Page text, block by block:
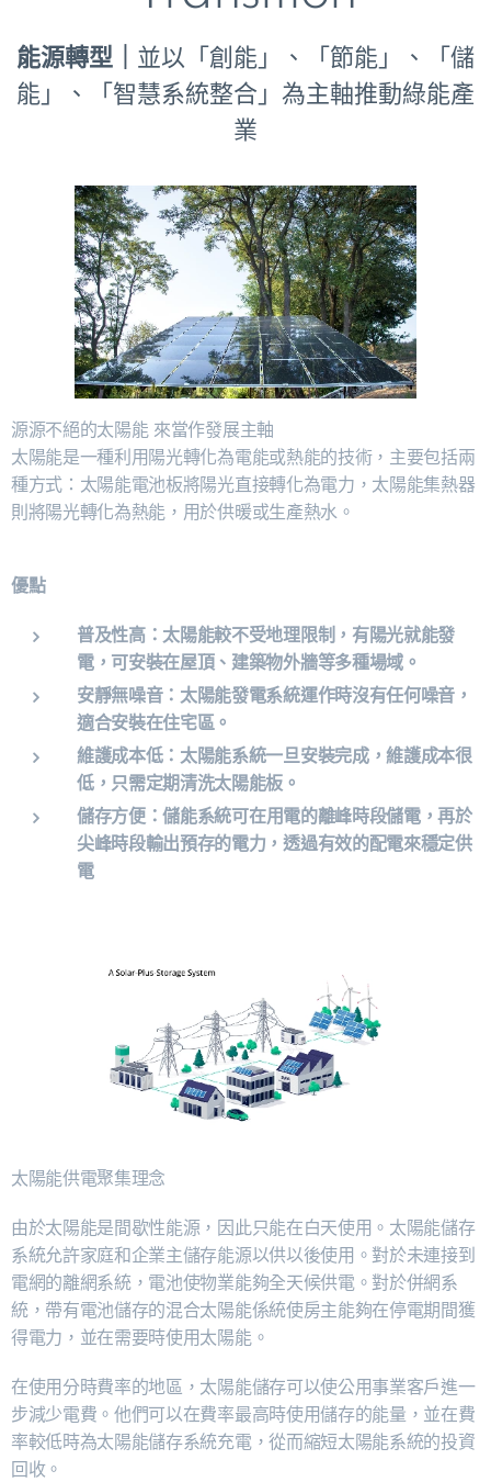
能源轉型｜ 並以「創能」、「節能」、「儲
能」、「智慧系統整合」為主軸推動綠能產
業
源源不絕的太陽能 來當作發展主軸
太陽能是一種利用陽光轉化為電能或熱能的技術，主要包括兩
種方式：太陽能電池板將陽光直接轉化為電力，太陽能集熱器
則將陽光轉化為熱能，用於供暖或生產熱水。
優點
普及性高： 太陽能較不受地理限制，有陽光就能發
電，可安裝在屋頂、建築物外牆等多種場域。
安靜無噪音： 太陽能發電系統運作時沒有任何噪音，
適合安裝在住宅區。
維護成本低： 太陽能系統一旦安裝完成，維護成本很
低，只需定期清洗太陽能板。
儲存方便：儲能系統可在用電的離峰時段儲電，再於
尖峰時段輸出預存的電力，透過有效的配電來穩定供
電
太陽能供電聚集理念
由於太陽能是間歇性能源，因此只能在白天使用。太陽能儲存
系統允許家庭和企業主儲存能源以供以後使用。對於未連接到
電網的離網系統，電池使物業能夠全天候供電。對於併網系
統，帶有電池儲存的混合太陽能係統使房主能夠在停電期間獲
得電力，並在需要時使用太陽能。
在使用分時費率的地區，太陽能儲存可以使公用事業客戶進一
步減少電費。他們可以在費率最高時使用儲存的能量，並在費
率較低時為太陽能儲存系統充電，從而縮短太陽能系統的投資
回收。